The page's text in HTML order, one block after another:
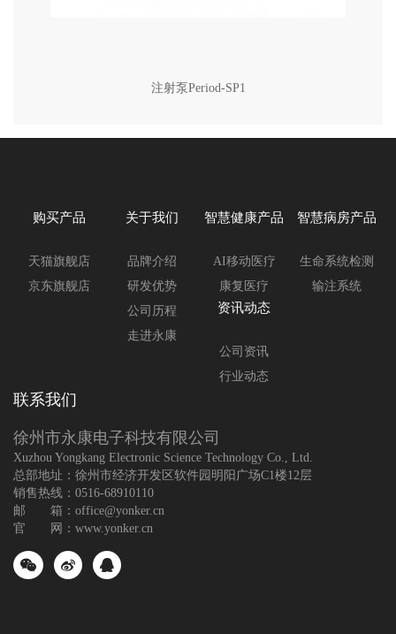
注射泵Period-SP1
购买产品
天猫旗舰店
京东旗舰店
关于我们
品牌介绍
研发优势
公司历程
走进永康
智慧健康产品
AI移动医疗
康复医疗
智慧病房产品
生命系统检测
输注系统
资讯动态
公司资讯
行业动态
联系我们
徐州市永康电子科技有限公司
Xuzhou Yongkang Electronic Science Technology Co., Ltd.
总部地址：徐州市经济开发区软件园明阳广场C1楼12层
销售热线：0516-68910110
邮 箱：office@yonker.cn
官 网：www.yonker.cn